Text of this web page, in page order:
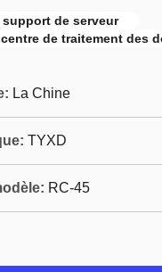
de serveur
de traitement des
La Chine
TYXD
RC-45